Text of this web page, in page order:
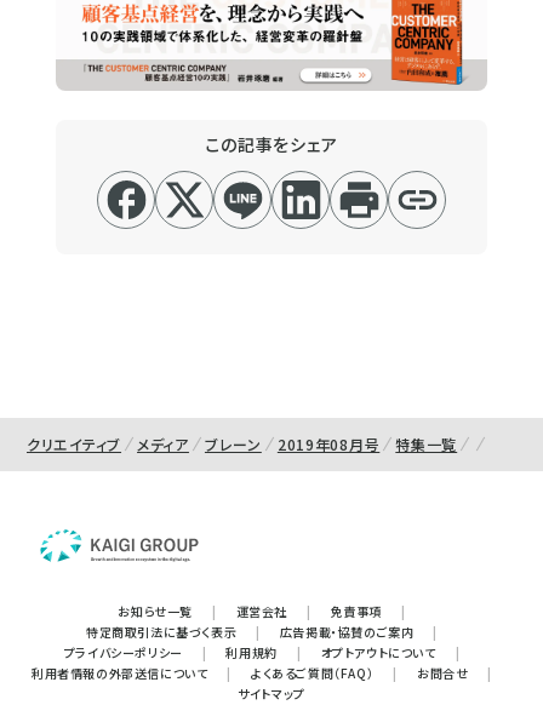
この記事をシェア
クリエイティブ メディア ブレーン 2019年08月号 特集一覧
お知らせ一覧 | 運営会社 | 免責事項
|
特定商取引法に基づく表示
| 広告掲載・協賛のご案内
|
プライバシーポリシー
| 利用規約 | オプトアウトについて
|
利用者情報の外部送信について
| よくあるご質問（FAQ） | お問合せ
|
サイトマップ